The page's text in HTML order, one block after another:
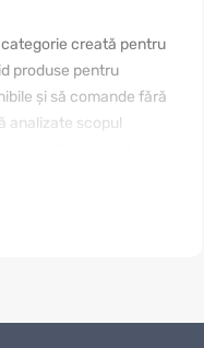
creată pentru
produse pentru
și să comande fără
analizate scopul
„Mașini de